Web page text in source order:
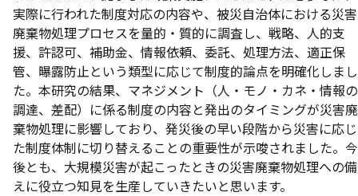
実際に行われた制度対応の内容や、被災自治体における災害
廃棄物処理プロセスを量的・質的に調査し、戦略、人的支
援、許認可、補助金、情報依頼、委託、処理方法、適正保
管、曝露防止という類型に応じて制度的論点を明確化しまし
た。本研究の結果、マネジメント（人・モノ・カネ・情報の
調達、差配）に係る制度の内容と発出のタイミングが災害廃
棄物処理に影響しており、発災後の早い段階から災害に応じ
た制度体制に切り替えることの重要性が示唆されました。今
後とも、大規模災害が起こったときの災害廃棄物処理への備
えに役立つ知見を生産していきたいと思います。